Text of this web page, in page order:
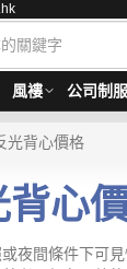
風褸 公司制服
光背心價格
背心
夜間條件下可